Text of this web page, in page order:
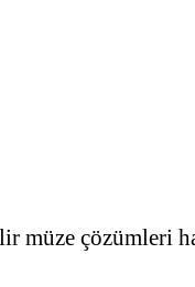
müze çözümleri